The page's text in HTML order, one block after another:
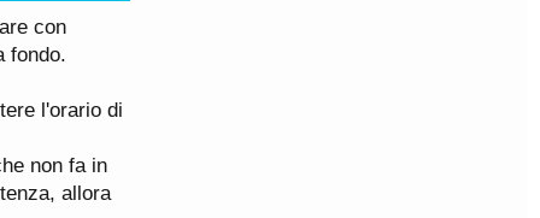
con
fondo.
l'orario di
non fa in
allora